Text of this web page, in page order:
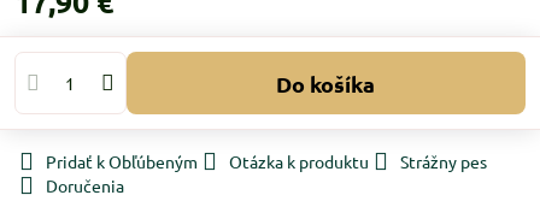
Do košíka
Pridať k Obľúbeným Otázka k produktu
Strážny pes
Doručenia